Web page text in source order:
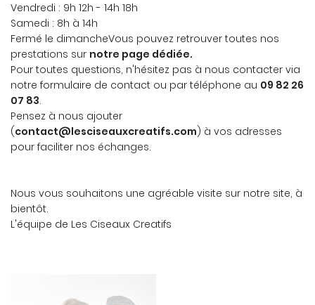
INSCRIPTION
Vendredi : 9h 12h - 14h 18h
Samedi : 8h à 14h
Fermé le dimancheVous pouvez retrouver toutes nos
prestations sur notre page dédiée.
Pour toutes questions, n'hésitez pas à nous contacter via
notre formulaire de contact ou par téléphone au 09 82 26
07 83.
Pensez à nous ajouter
(contact@lesciseauxcreatifs.com) à vos adresses
pour faciliter nos échanges.
Nous vous souhaitons une agréable visite sur notre site, à
bientôt.
L'équipe de Les Ciseaux Creatifs